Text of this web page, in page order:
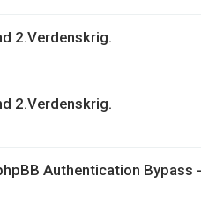
2.Verdenskrig.
2.Verdenskrig.
Authentication Bypass